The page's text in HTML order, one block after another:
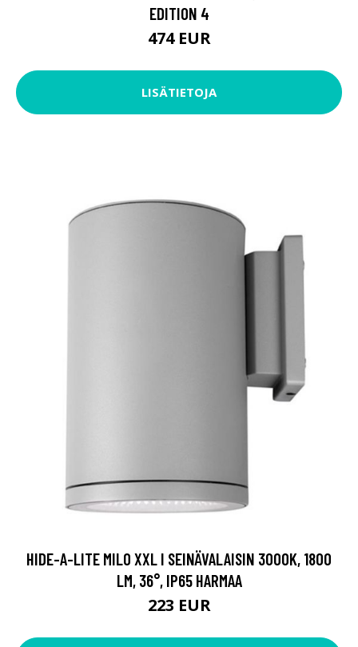
EDITION 4
474 EUR
LISÄTIETOJA
HIDE-A-LITE MILO XXL I SEINÄVALAISIN 3000K, 1800
LM, 36°, IP65 HARMAA
223 EUR